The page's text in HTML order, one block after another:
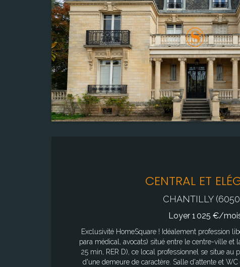
CENTRAL ET
CHANTILLY
Loyer 1 025 €/
Exclusivité HomeSquare ! Idéalement profession libéral (professionnels de santé,
para médical, avocats) situé entre le centre-ville et
25 min, RER D), ce local professionnel se situe au
d'une demeure de caractère. Salle d'attente et